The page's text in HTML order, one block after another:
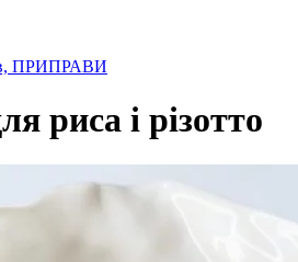
ПРИПРАВИ
риса і різотто